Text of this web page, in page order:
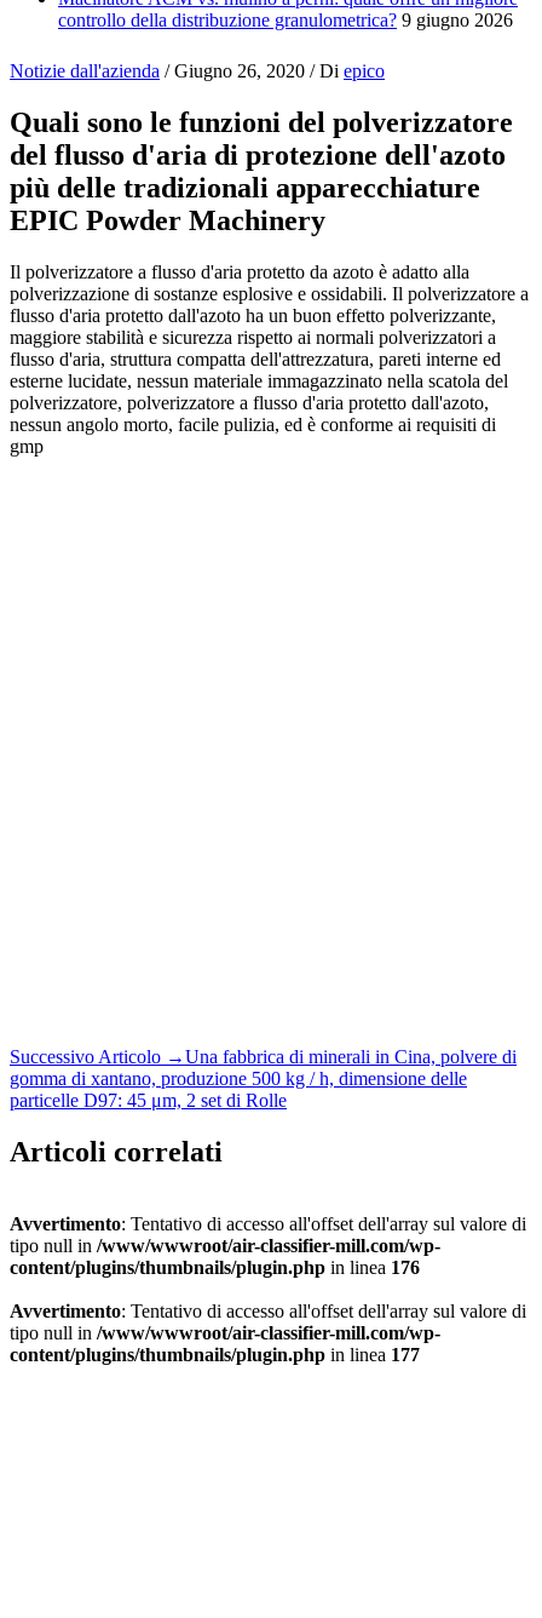
controllo della distribuzione granulometrica? 9 giugno 2026
Notizie dall'azienda /Giugno 26, 2020 / Di epico
Quali sono le funzioni del polverizzatore
del flusso d'aria di protezione dell'azoto
più delle tradizionali apparecchiature
EPIC Powder Machinery
Il polverizzatore a flusso d'aria protetto da azoto è adatto alla
polverizzazione di sostanze esplosive e ossidabili. Il polverizzatore a
flusso d'aria protetto dall'azoto ha un buon effetto polverizzante,
maggiore stabilità e sicurezza rispetto ai normali polverizzatori a
flusso d'aria, struttura compatta dell'attrezzatura, pareti interne ed
esterne lucidate, nessun materiale immagazzinato nella scatola del
polverizzatore, polverizzatore a flusso d'aria protetto dall'azoto,
nessun angolo morto, facile pulizia, ed è conforme ai requisiti di
gmp
Successivo Articolo →Una fabbrica di minerali in Cina, polvere di
gomma di xantano, produzione 500 kg / h, dimensione delle
particelle D97: 45 μm, 2 set di Rolle
Articoli correlati
Avvertimento: Tentativo di accesso all'offset dell'array sul valore di
tipo null in /www/wwwroot/air-classifier-mill.com/wp-
content/plugins/thumbnails/plugin.php in linea 176
Avvertimento: Tentativo di accesso all'offset dell'array sul valore di
tipo null in /www/wwwroot/air-classifier-mill.com/wp-
content/plugins/thumbnails/plugin.php in linea 177